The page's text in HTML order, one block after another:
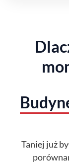
Taniej już